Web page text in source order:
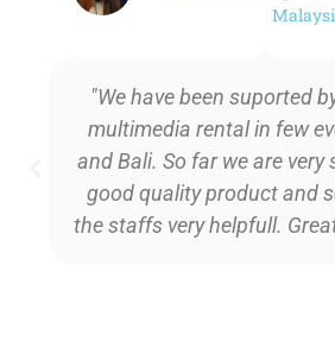
multimedia rental in few
and Bali. So far we are very
good quality product and
the staffs very helpfull.